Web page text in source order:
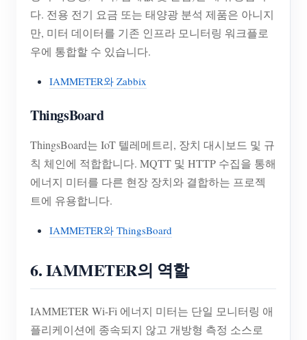
다. 전용 전기 요금 또는 태양광 분석 제품은 아니지
만, 미터 데이터를 기존 인프라 모니터링 워크플로
우에 통합할 수 있습니다.
IAMMETER와 Zabbix
ThingsBoard
ThingsBoard는 IoT 텔레메트리, 장치 대시보드 및 규
칙 체인에 적합합니다. MQTT 및 HTTP 수집을 통해
에너지 미터를 다른 현장 장치와 결합하는 프로젝
트에 유용합니다.
IAMMETER와 ThingsBoard
6. IAMMETER의 역할
IAMMETER Wi-Fi 에너지 미터는 단일 모니터링 애
플리케이션에 종속되지 않고 개방형 측정 소스로